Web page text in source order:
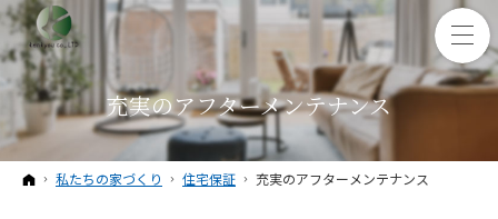
充実のアフターメンテナンス
ホーム
私たちの家づくり 住宅保証 充実のアフターメンテナンス